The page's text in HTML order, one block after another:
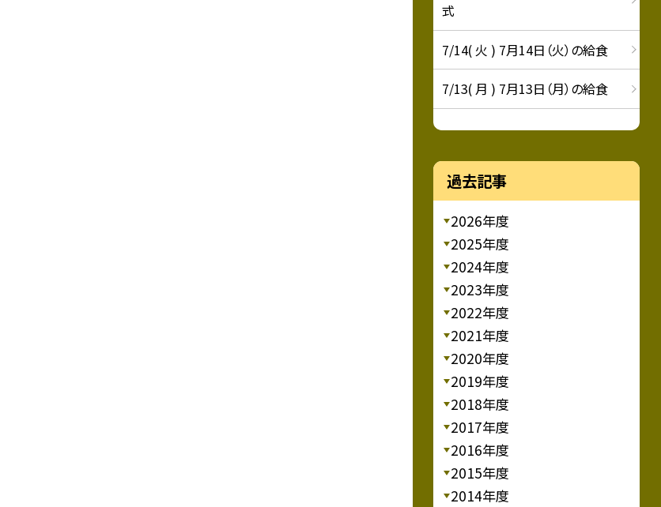
式
7/14( 火 ) 7月14日（火）の給食
7/13( 月 ) 7月13日（月）の給食
過去記事
2026年度
2025年度
2024年度
2023年度
2022年度
2021年度
2020年度
2019年度
2018年度
2017年度
2016年度
2015年度
2014年度